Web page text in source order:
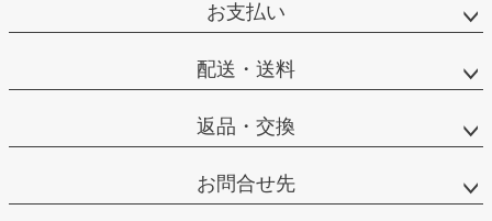
お支払い
配送・送料
返品・交換
お問合せ先